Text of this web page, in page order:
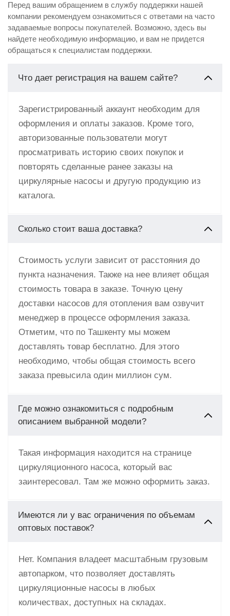
Перед вашим обращением в службу поддержки нашей
компании рекомендуем ознакомиться с ответами на часто
задаваемые вопросы покупателей. Возможно, здесь вы
найдете необходимую информацию, и вам не придется
обращаться к специалистам поддержки.
Что дает регистрация на вашем сайте?
Зарегистрированный аккаунт необходим для
оформления и оплаты заказов. Кроме того,
авторизованные пользователи могут
просматривать историю своих покупок и
повторять сделанные ранее заказы на
циркулярные насосы и другую продукцию из
каталога.
Сколько стоит ваша доставка?
Стоимость услуги зависит от расстояния до
пункта назначения. Также на нее влияет общая
стоимость товара в заказе. Точную цену
доставки насосов для отопления вам озвучит
менеджер в процессе оформления заказа.
Отметим, что по Ташкенту мы можем
доставлять товар бесплатно. Для этого
необходимо, чтобы общая стоимость всего
заказа превысила один миллион сум.
Где можно ознакомиться с подробным
описанием выбранной модели?
Такая информация находится на странице
циркуляционного насоса, который вас
заинтересовал. Там же можно оформить заказ.
Имеются ли у вас ограничения по объемам
оптовых поставок?
Нет. Компания владеет масштабным грузовым
автопарком, что позволяет доставлять
циркуляционные насосы в любых
количествах, доступных на складах.